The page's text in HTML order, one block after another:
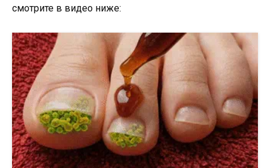
смотрите в видео ниже: